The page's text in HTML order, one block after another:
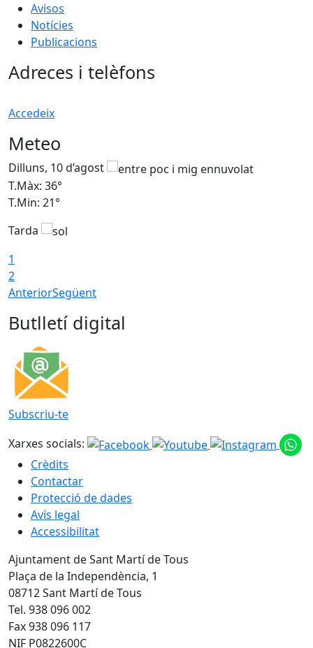
Avisos
Notícies
Publicacions
Adreces i telèfons
Accedeix
Meteo
Dilluns, 10 d’agost
T.Màx: 36°
T.Min: 21°
Tarda
1
2
AnteriorSegüent
Butlletí digital
Subscriu-te
Xarxes socials:
Crèdits
Contactar
Protecció de dades
Avís legal
Accessibilitat
Ajuntament de Sant Martí de Tous
Plaça de la Independència, 1
08712 Sant Martí de Tous
Tel. 938 096 002
Fax 938 096 117
NIF P0822600C